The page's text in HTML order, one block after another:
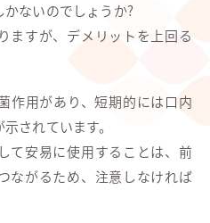
ないのでしょうか?
ますが、デメリットを上回る
作用があり、短期的には口内
されています。
て安易に使用することは、前
ながるため、注意しなければ